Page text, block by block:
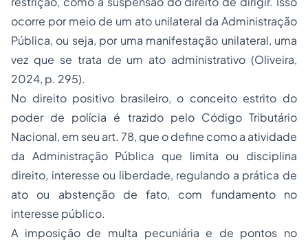
ocorre por meio de um ato unilateral da Administração
Pública, ou seja, por uma manifestação unilateral, uma
vez que se trata de um ato administrativo (Oliveira,
2024, p. 295).
No direito positivo brasileiro, o conceito estrito do
poder de polícia é trazido pelo Código Tributário
Nacional, em seu art. 78, que o define como a atividade
da Administração Pública que limita ou disciplina
direito, interesse ou liberdade, regulando a prática de
ato ou abstenção de fato, com fundamento no
interesse público.
A imposição de multa pecuniária e de pontos no